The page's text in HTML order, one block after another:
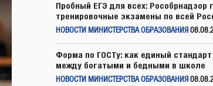
Пробный ЕГЭ для всех: Рособрнадзор
тренировочные экзамены по всей
НОВОСТИ МИНИСТЕРСТВА ОБРАЗОВАНИЯ
Форма по ГОСТу: как единый
между богатыми и бедными в школе
НОВОСТИ МИНИСТЕРСТВА ОБРАЗОВАНИЯ